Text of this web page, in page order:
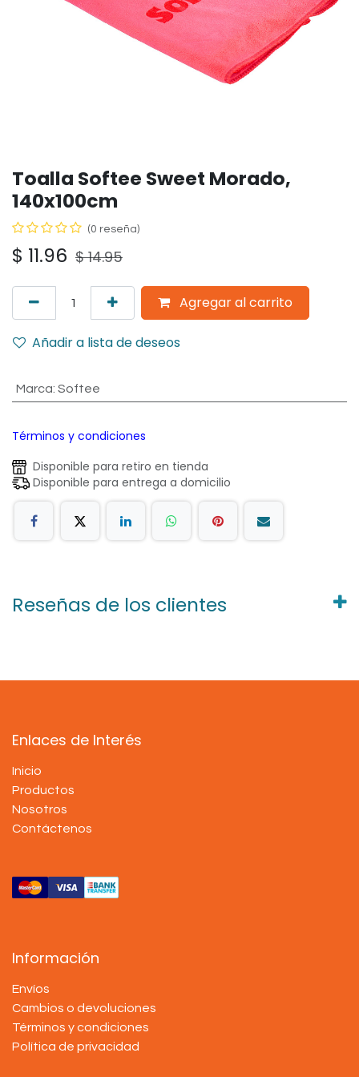
Toalla Softee Sweet Morado,
140x100cm
(0 reseña)
$ 11.96 $14.95
Agregar al carrito
Añadir a lista de deseos
Marca: Softee
Términos y condiciones
Disponible para retiro en tienda
Disponible para entrega a domicilio
Reseñas de los clientes
Enlaces de Interés
Inicio
Productos
Nosotros
Contáctenos
Información
Envíos
Cambios o devoluciones
Términos y condiciones
Política de privacidad